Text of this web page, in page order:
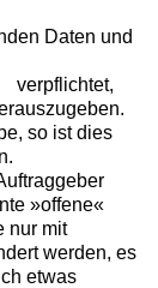
Daten und
verpflichtet,
so ist dies
»offene«
nur mit
werden, es
etwas